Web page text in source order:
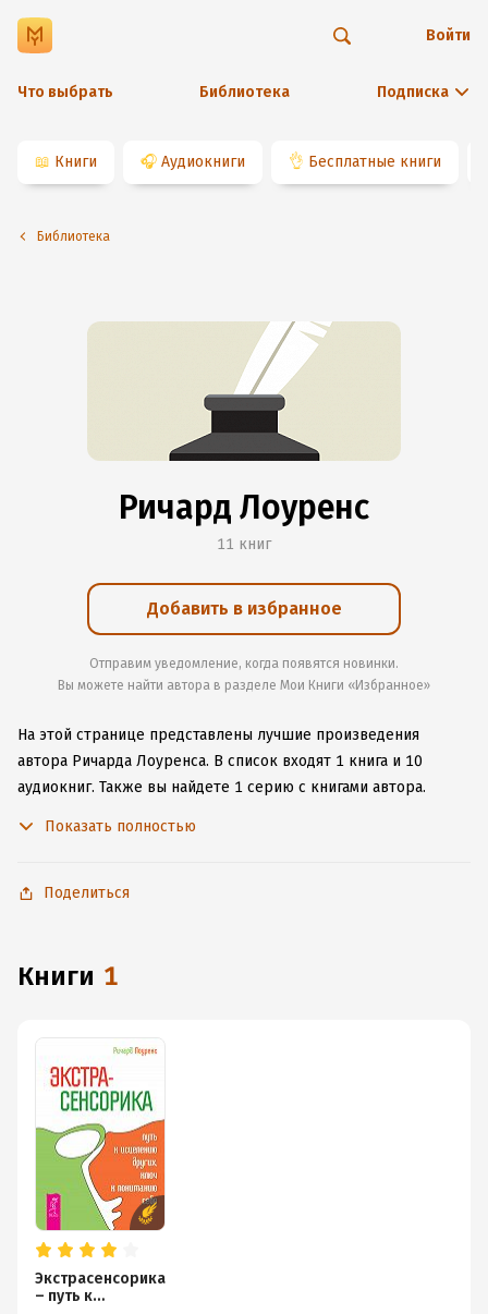
Что выбрать Библиотека Подписка
Войти
📖 Книги 🎧 Аудиокниги 👌 Бесплатные книги
Библиотека
Ричард Лоуренс
11 книг
Добавить в избранное
Отправим уведомление, когда появятся новинки.
Вы можете найти автора в разделе Мои Книги «Избранное»
На этой странице представлены лучшие произведения
автора Ричарда Лоуренса. В список входят 1 книга и 10
аудиокниг. Также вы найдете 1 серию с книгами автора.
Android, чтобы не расставаться с любимыми произведениями
Показать полностью
Поделиться
книги 1
Экстрасенсорика
– путь к